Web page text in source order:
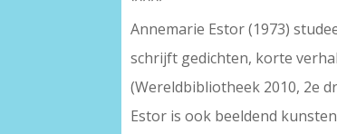
Annemarie Estor (1973)
schrijft gedichten, korte
(Wereldbibliotheek 2010, 2e
Estor is ook beeldend